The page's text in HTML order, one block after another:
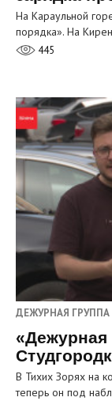
На Караульной
порядка». На
445
ДЕЖУРНАЯ ГРУППА
«Дежурная
В Тихих Зорях на
теперь он под